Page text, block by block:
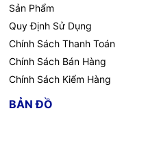
Sản Phẩm
Quy Định Sử Dụng
Chính Sách Thanh Toán
Chính Sách Bán Hàng
Chính Sách Kiểm Hàng
BẢN ĐỒ